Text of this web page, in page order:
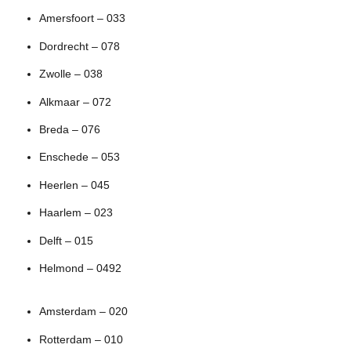
Amersfoort – 033
Dordrecht – 078
Zwolle – 038
Alkmaar – 072
Breda – 076
Enschede – 053
Heerlen – 045
Haarlem – 023
Delft – 015
Helmond – 0492
Amsterdam – 020
Rotterdam – 010